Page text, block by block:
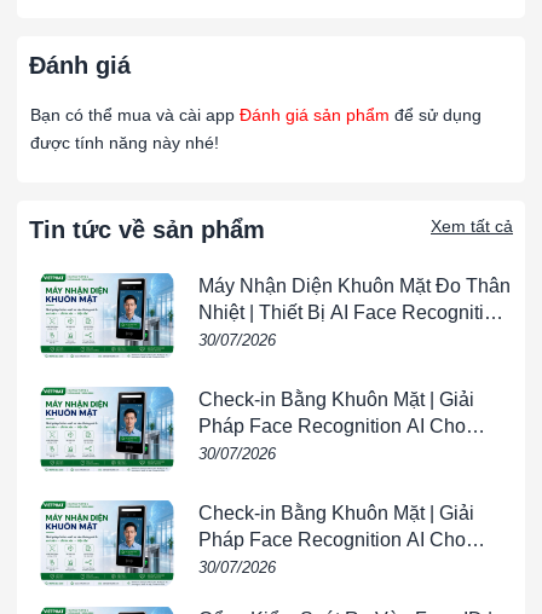
DA-21-153-12S
Công tắc áp suất, ống Bourdon 403SS, dải
DA-21-153-13S
Công tắc áp suất, ống Bourdon 403SS,
DA-21-153-15S
Công tắc áp suất, ống Bourdon 403SS, dải
DA-21-153-16S
Công tắc áp suất, ống Bourdon 403SS, dải
psig, 750 psig min. deadband.
DA-21-153-25S
Vac-60 psig, 6 psig min.
Đánh giá
Bạn có thể mua và cài app Đánh giá sản phẩm để sử dụng
được tính năng này nhé!
Tin tức về sản phẩm Xem tất cả
Máy Nhận Diện Khuôn Mặt Đo Thân
Nhiệt | Thiết Bị AI Face Recognition
& Temperature Screening |
30/07/2026
Check-in Bằng Khuôn Mặt | Giải
Pháp Face Recognition AI Cho
Doanh Nghiệp | VIETPHAT
30/07/2026
Check-in Bằng Khuôn Mặt | Giải
Pháp Face Recognition AI Cho
Doanh Nghiệp | VIETPHAT
30/07/2026